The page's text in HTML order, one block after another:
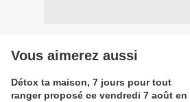
Vous aimerez aussi
Détox ta maison, 7 jours pour tout
ranger proposé ce vendredi 7 août en